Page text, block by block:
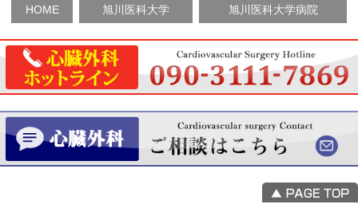
HOME 旭川医科大学 旭川医科大学病院